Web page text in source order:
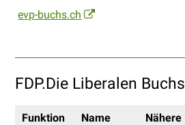
evp-buchs.ch
FDP.Die Liberalen Buchs
Funktion
Name
Nähere